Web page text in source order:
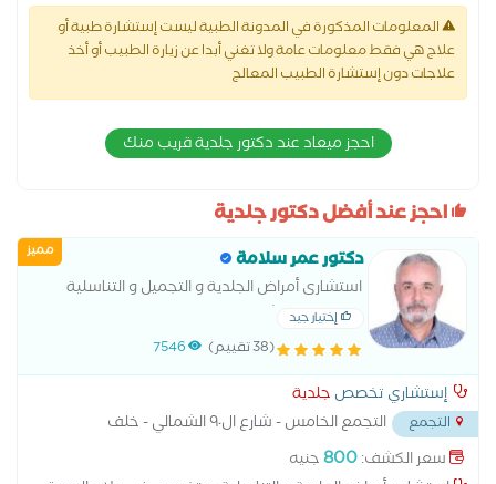
المعلومات المذكورة في المدونة الطبية ليست إستشارة طبية أو
علاج هي فقط معلومات عامة ولا تغني أبدا عن زيارة الطبيب أو أخذ
علاجات دون إستشارة الطبيب المعالج
احجز ميعاد عند دكتور جلدية قريب منك
احجز عند أفضل دكتور جلدية
مميز دكتور عمر سلامة
استشارى أمراض الجلدية و التجميل و التناسلية
-جامعة عين شمس
إختيار جيد
(38 تقييم) 7546
إستشاري تخصص جلدية
التجمع
التجمع الخامس - شارع ال٩٠ الشمالي - خلف
المستشفي الجوي...سعر الكشف:800جنيه